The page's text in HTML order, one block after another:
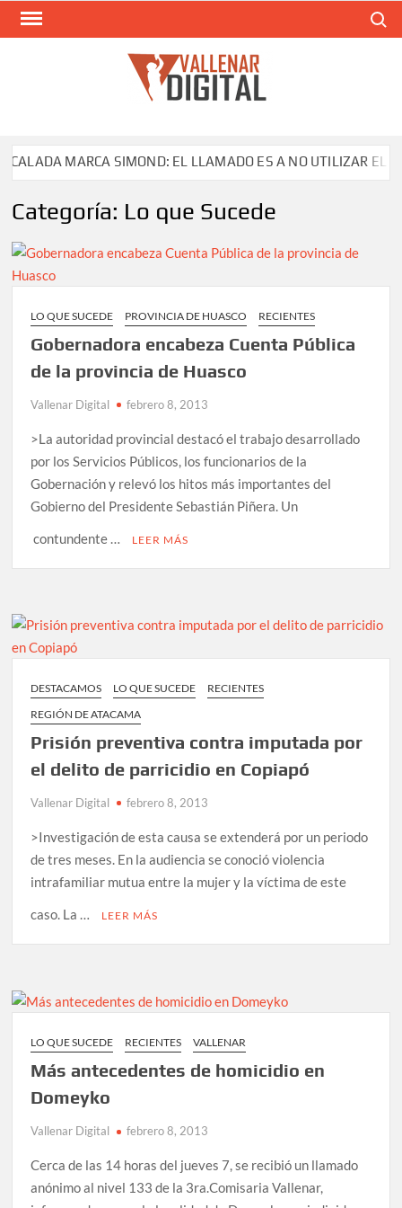
Saltar
MARCA SIMOND: EL LLAMADO ES A NO UTILIZAR EL
Categoría: Lo que Sucede
LO QUE SUCEDE PROVINCIA DE HUASCO RECIENTES
Gobernadora encabeza Cuenta Pública
de la provincia de Huasco
Vallenar Digital febrero 8, 2013
>La autoridad provincial destacó el trabajo desarrollado
por los Servicios Públicos, los funcionarios de la
Gobernación y relevó los hitos más importantes del
Gobierno del Presidente Sebastián Piñera. Un
contundente …
LEER MÁS
DESTACAMOS LO QUE SUCEDE
RECIENTES
REGIÓN DE ATACAMA
Prisión preventiva contra imputada por
el delito de parricidio en Copiapó
Vallenar Digital febrero 8, 2013
>Investigación de esta causa se extenderá por un periodo
de tres meses. En la audiencia se conoció violencia
intrafamiliar mutua entre la mujer y la víctima de este
caso. La …
LEER MÁS
LO QUE SUCEDE RECIENTES VALLENAR
Más antecedentes de homicidio en
Domeyko
Vallenar Digital febrero 8, 2013
Cerca de las 14 horas del jueves 7, se recibió un llamado
anónimo al nivel 133 de la 3ra.Comisaria Vallenar,